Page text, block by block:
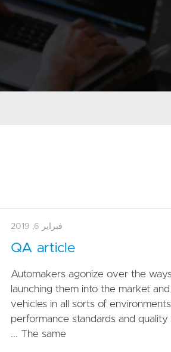
فبراير 6, 2019
QA article
Automakers agonize over the
launching them into the market
vehicles in all sorts of
performance standards and
The same ...